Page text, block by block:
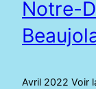
Notre-
Avril 2022 Voir